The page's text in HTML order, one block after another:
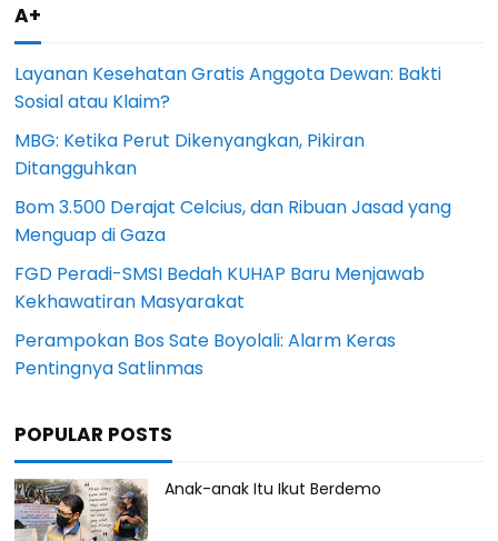
A+
Layanan Kesehatan Gratis Anggota Dewan: Bakti
Sosial atau Klaim?
MBG: Ketika Perut Dikenyangkan, Pikiran
Ditangguhkan
Bom 3.500 Derajat Celcius, dan Ribuan Jasad yang
Menguap di Gaza
FGD Peradi-SMSI Bedah KUHAP Baru Menjawab
Kekhawatiran Masyarakat
Perampokan Bos Sate Boyolali: Alarm Keras
Pentingnya Satlinmas
POPULAR POSTS
Anak-anak Itu Ikut Berdemo